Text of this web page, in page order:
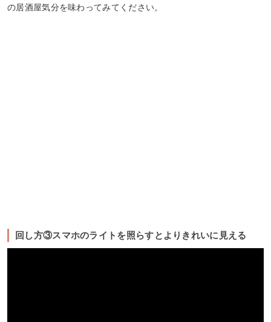
の居酒屋気分を味わってみてください。
回し方③スマホのライトを照らすとよりきれいに見える